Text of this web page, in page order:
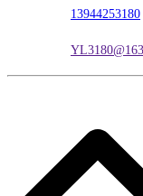
13944253180